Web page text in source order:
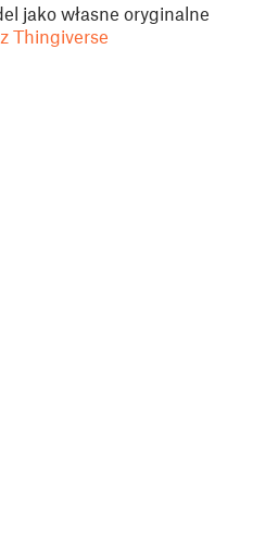
jako własne oryginalne
Thingiverse